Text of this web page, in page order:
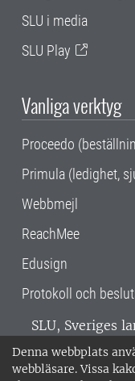
Denna webbplats
webbläsare. Vissa
SLU i media
SLU Play
Vanliga verktyg
Proceedo
Primula (ledighet,
Webbmejl
ReachMee
Edusign
Protokoll och
SLU, Sveriges
verksamhet
Alnarp,